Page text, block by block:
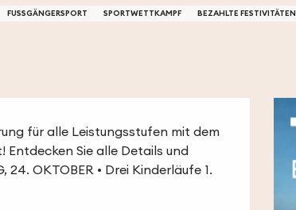
FUSSGÄNGERSPORT SPORTWETTKAMPF BEZAHLTE FESTIVITÄTEN
für alle Leistungsstufen mit dem
Sie alle Details und
OKTOBER • Drei Kinderläufe 1.